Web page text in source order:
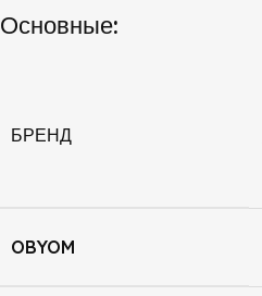
Основные:
БРЕНД
OBYOM